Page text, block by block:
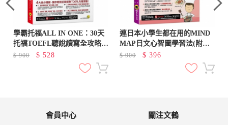
學霸托福ALL IN ONE：30天
托福TOEFL聽說讀寫全攻略
(附「Youtor App」內含VRP
$900 $ 528
連日本小學生都在用的MIND
MAP日文心智圖學習法(附
「Youtor App」內含VRP虛擬
$900 $ 396
會員中心 關注文鶴